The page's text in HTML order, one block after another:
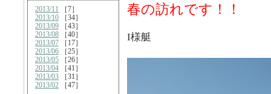
2013/11 ［7］
2013/10 ［34］
2013/09 ［43］
2013/08 ［40］
2013/07 ［17］
2013/06 ［25］
2013/05 ［26］
2013/04 ［41］
2013/03 ［31］
2013/02 ［47］
春の訪れです！！
I様艇